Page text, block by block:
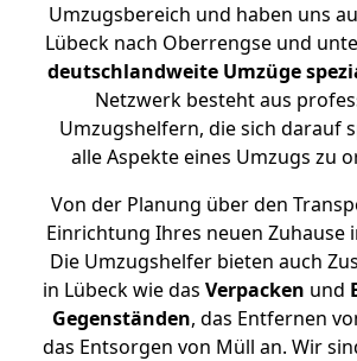
Umzugsbereich und haben uns
Lübeck nach Oberrengse und
deutschlandweite Umzüge
Netzwerk besteht aus
Umzugshelfern, die sich darauf
alle Aspekte eines Umzugs zu
Von der Planung über den
Einrichtung Ihres neuen Zuhause
Die Umzugshelfer bieten auch
in Lübeck wie das Verpacken und
Gegenständen, das Entfernen
das Entsorgen von Müll an. Wir